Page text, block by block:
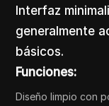
Interfaz
generalmente
básicos.
Funciones:
Diseño limpio con